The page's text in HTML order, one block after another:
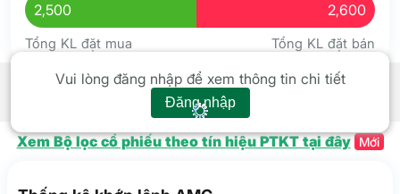
2,500 2,600
Tổng KL đặt mua Tổng KL đặt bán
Tín hiệu kỹ thuật Xem tất cả
Vui lòng đăng nhập để xem thông tin chi tiết
Đăng nhập
Xem Bộ lọc cổ phiếu theo tín hiệu PTKT tại đây Mới